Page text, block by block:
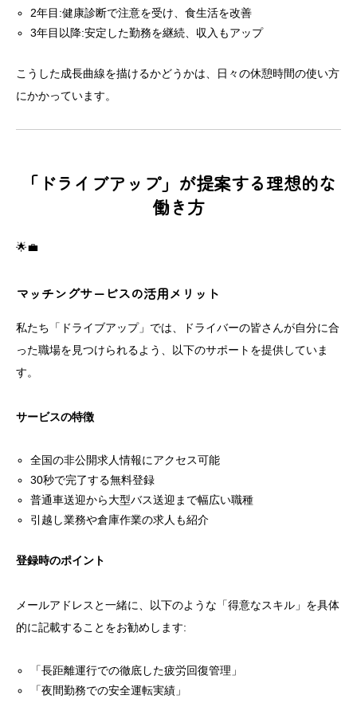
2年目:健康診断で注意を受け、食生活を改善
3年目以降:安定した勤務を継続、収入もアップ
こうした成長曲線を描けるかどうかは、日々の休憩時間の使い方
にかかっています。
「ドライブアップ」が提案する理想的な
働き方
🌟💼
マッチングサービスの活用メリット
私たち「ドライブアップ」では、ドライバーの皆さんが自分に合
った職場を見つけられるよう、以下のサポートを提供していま
す。
サービスの特徴
全国の非公開求人情報にアクセス可能
30秒で完了する無料登録
普通車送迎から大型バス送迎まで幅広い職種
引越し業務や倉庫作業の求人も紹介
登録時のポイント
メールアドレスと一緒に、以下のような「得意なスキル」を具体
的に記載することをお勧めします:
「長距離運行での徹底した疲労回復管理」
「夜間勤務での安全運転実績」